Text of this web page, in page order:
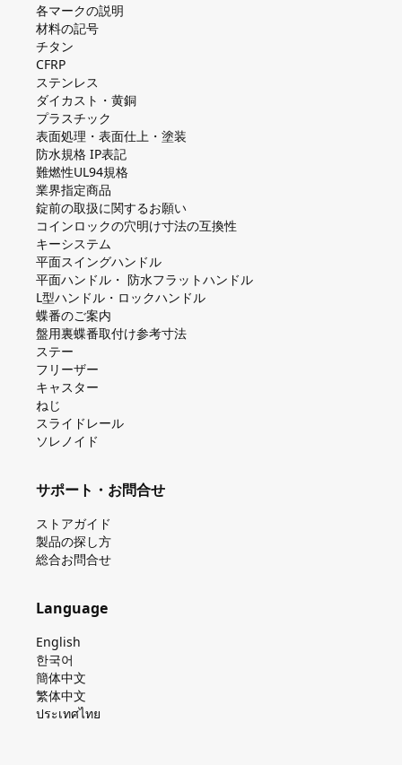
各マークの説明
材料の記号
チタン
CFRP
ステンレス
ダイカスト・⻩銅
プラスチック
表面処理・表面仕上・塗装
防⽔規格 IP表記
難燃性UL94規格
業界指定商品
錠前の取扱に関するお願い
コインロックの⽳明け⼨法の互換性
キーシステム
平⾯スイングハンドル
平⾯ハンドル・ 防⽔フラットハンドル
L型ハンドル・ロックハンドル
蝶番のご案内
盤⽤裏蝶番取付け参考⼨法
ステー
フリーザー
キャスター
ねじ
スライドレール
ソレノイド
サポート・お問合せ
ストアガイド
製品の探し⽅
総合お問合せ
Language
English
한국어
簡体中文
繁体中文
ประเทศไทย